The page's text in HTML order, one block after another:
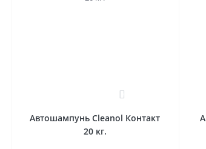
0
Автошампунь Cleanol Контакт
20 кг.